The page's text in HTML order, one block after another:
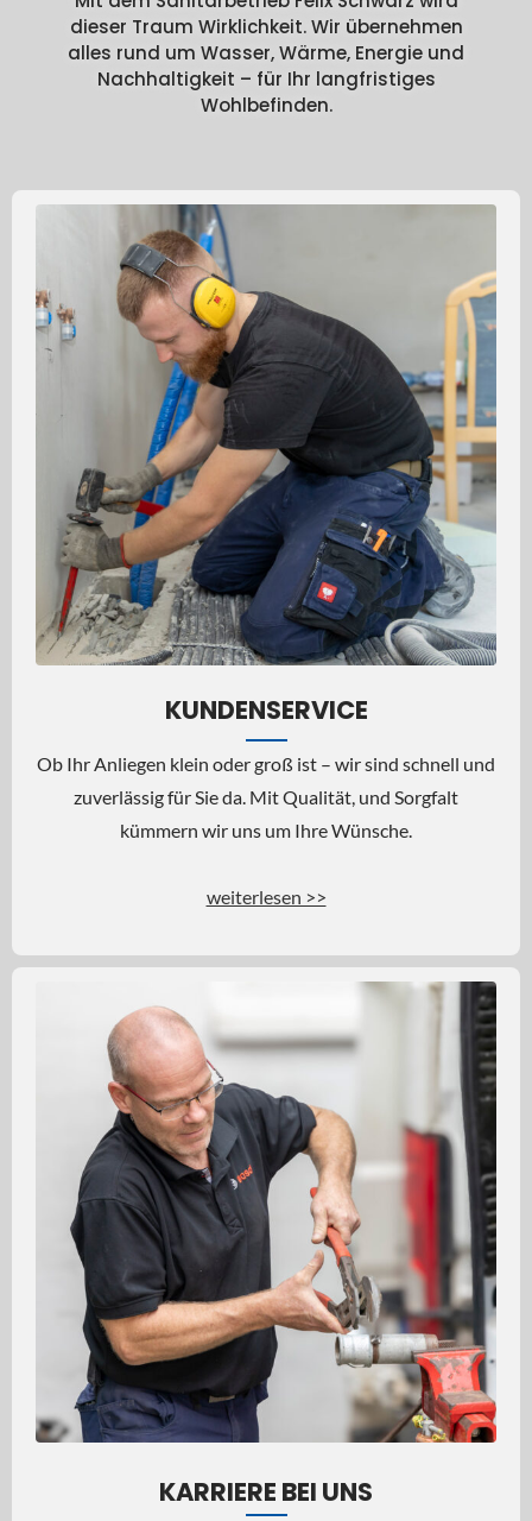
dieser Traum Wirklichkeit. Wir übernehmen
alles rund um Wasser, Wärme, Energie und
Nachhaltigkeit – für Ihr langfristiges
Wohlbefinden.
KUNDENSERVICE
Ob Ihr Anliegen klein oder groß ist – wir sind schnell und
zuverlässig für Sie da. Mit Qualität, und Sorgfalt
kümmern wir uns um Ihre Wünsche.
weiterlesen >>
KARRIERE BEI UNS